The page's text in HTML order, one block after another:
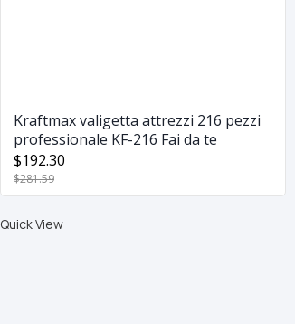
Kraftmax valigetta attrezzi 216 pezzi
professionale KF-216 Fai da te
$192.30
$281.59
Quick View